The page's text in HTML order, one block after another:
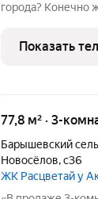
города? Конечно
получите
комплексе.
Показать
77,8 м² · 3-
Барышевский
Новосёлов,с36
ЖК Расцветай у